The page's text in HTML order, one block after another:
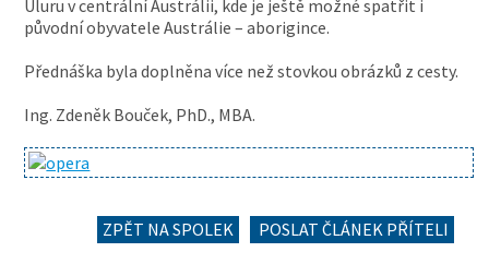
Uluru v centrální Austrálii, kde je ještě možné spatřit i
původní obyvatele Austrálie – aborigince.
Přednáška byla doplněna více než stovkou obrázků z cesty.
Ing. Zdeněk Bouček, PhD., MBA.
POSLAT ČLÁNEK PŘÍTELI
ZPĚT NA SPOLEK